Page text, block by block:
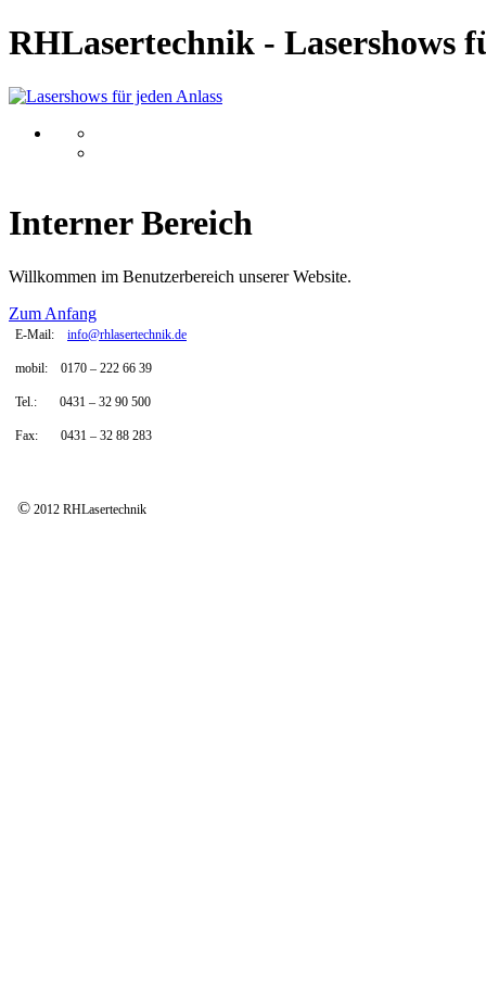
RHLasertechnik - Lasershows
Interner Bereich
Willkommen im Benutzerbereich unserer Website.
Zum Anfang
E-Mail: info@rhlasertechnik.de
mobil: 0170 – 222 66 39
Tel.: 0431 – 32 90 500
Fax: 0431 – 32 88 283
© 2012 RHLasertechnik